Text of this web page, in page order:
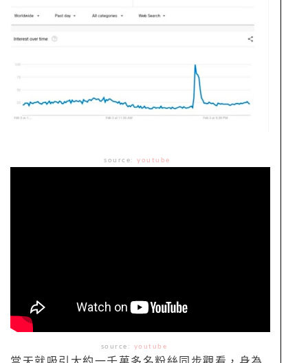
source:youtube
source: youtube